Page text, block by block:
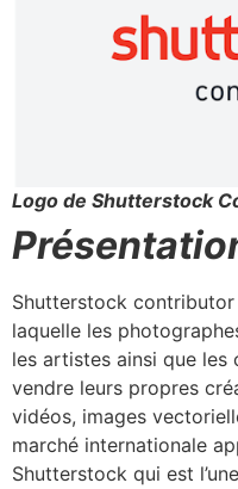
Logo de Shutterstock
Shutterstock
laquelle les
les artistes ainsi que les
vendre leurs propres
vidéos, images
marché internationale
Shutterstock qui est